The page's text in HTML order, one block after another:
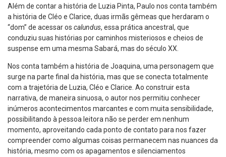
Além de contar a história de Luzia Pinta, Paulo nos conta também
a história de Cléo e Clarice, duas irmãs gêmeas que herdaram o
“dom” de acessar os calundus, essa prática ancestral, que
conduziu suas histórias por caminhos misteriosos e cheios de
suspense em uma mesma Sabará, mas do século XX.
Nos conta também a história de Joaquina, uma personagem que
surge na parte final da história, mas que se conecta totalmente
com a trajetória de Luzia, Cléo e Clarice. Ao construir esta
narrativa, de maneira sinuosa, o autor nos permitiu conhecer
inúmeros acontecimentos marcantes e com muita sensibilidade,
possibilitando à pessoa leitora não se perder em nenhum
momento, aproveitando cada ponto de contato para nos fazer
compreender como algumas coisas permanecem nas nuances da
história, mesmo com os apagamentos e silenciamentos